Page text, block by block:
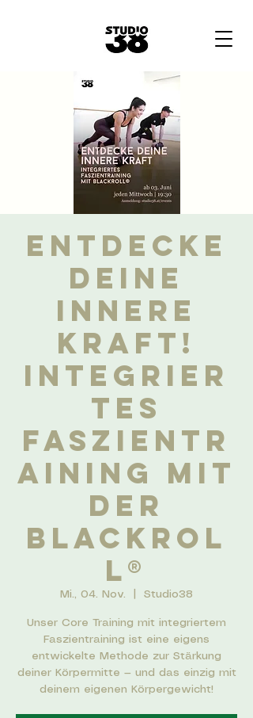
ENTDECKE
DEINE
INNERE
KRAFT!
integrier
tes
Faszientr
aining mit
der
BLACKROL
L®️
Mi., 04. Nov. Studio38
Unser Core Training mit integriertem
Faszientraining ist eine eigens
entwickelte Methode zur Stärkung
deiner Körpermitte — und das einzig mit
deinem eigenen Körpergewicht!